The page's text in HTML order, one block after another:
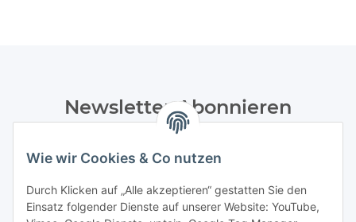
Wie wir Cookies & Co nutzen
Durch Klicken auf „Alle akzeptieren“ gestatten Sie den
Einsatz folgender Dienste auf unserer Website: YouTube,
Newsletter Abonnieren
Bitte senden Sie mir entsprechend Ihrer
Datenschutzerklärungregelmäßig und jederzeit widerruflich
Abonnieren